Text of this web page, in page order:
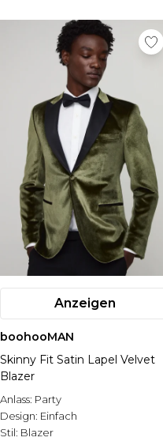
Anzeigen
boohooMAN
Skinny Fit Satin Lapel Velvet
Blazer
Anlass: Party
Design: Einfach
Stil: Blazer